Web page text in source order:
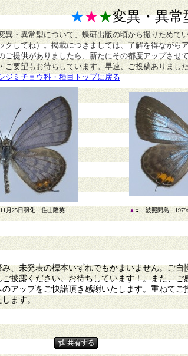
★★★変異・異常
異・異常型について、蝶研出版の頃から撮りため
クしてね）。掲載につきましては、了解を得ながら
ご提供がありましたら、新たにその都度アップさ
ご要望もお待ちしています。早速、ご投稿ありま
ジミチョウ科・種目トップに戻る
月25日羽化 住山隆英 ▲ ♀ 波照間島 1979
、未発表の標本いずれでもかまいません。ご自
披露ください。お待ちしています！。また、
アップをご快諾頂き感謝いたします。重ねて
ます。